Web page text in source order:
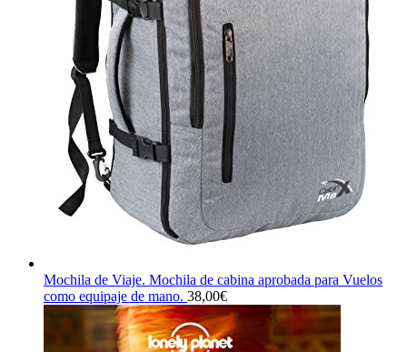
Mochila de Viaje. Mochila de cabina aprobada para Vuelos
como equipaje de mano. 38,00€